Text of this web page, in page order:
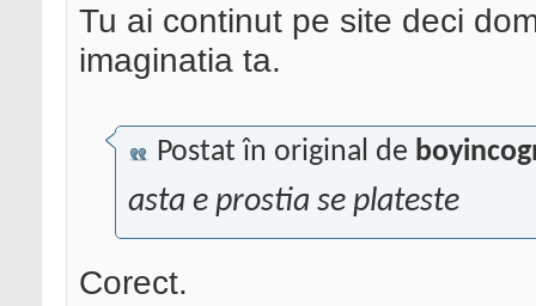
Tu ai continut pe site deci
imaginatia ta.
Postat în original de
asta e prostia se plateste
Corect.